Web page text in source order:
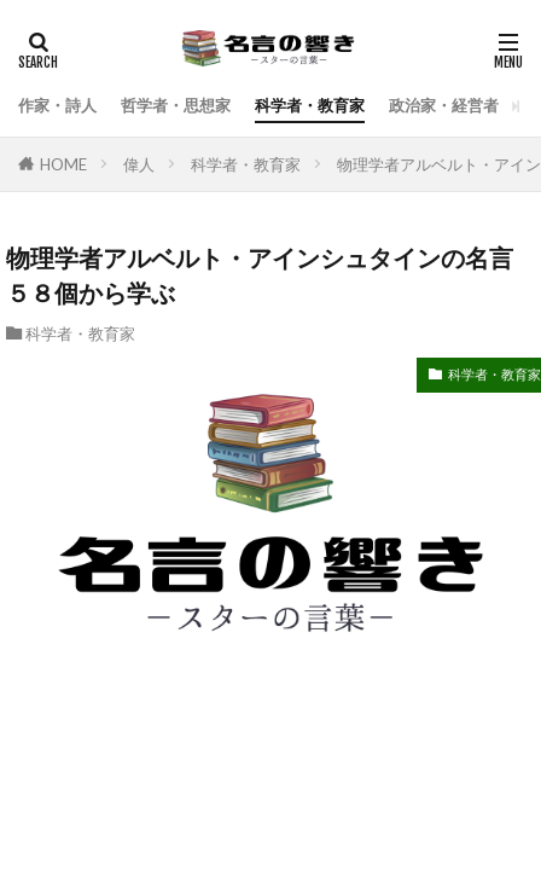
作家・詩人 哲学者・思想家 科学者・教育家 政治家・経営者
HOME 偉人 科学者・教育家 物理学者アルベルト・アイ
物理学者アルベルト・アインシュタインの名言
５８個から学ぶ
科学者・教育家
科学者・教育家
検索